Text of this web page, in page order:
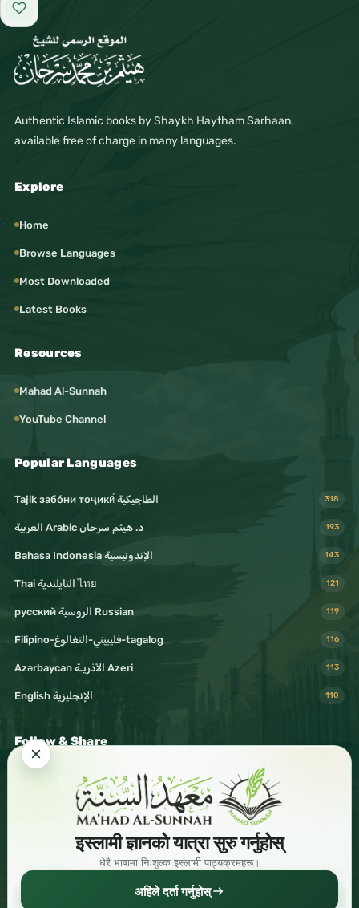
इस्लामी ज्ञानको यात्रा सुरु गर्नुहोस्
धेरै भाषामा निःशुल्क इस्लामी पाठ्यक्रमहरू।
अहिले दर्ता गर्नुहोस्
Add to favorites
Download
Authentic Islamic books by Shaykh Haytham Sarhaan,
available free of charge in many languages.
Explore
Home
Browse Languages
Most Downloaded
Latest Books
Resources
Mahad Al-Sunnah
YouTube Channel
Popular Languages
Tajik забо́ни тоҷикӣ́ الطاجيكية 318
د. هيثم سرحان Arabic العربية 193
Bahasa Indonesia الإندونيسية 143
Thai التايلندية ไทย 121
русский الروسية Russian 119
Filipino-فليبيني-التغالوغ-tagalog 116
Azərbaycan الأذريـة Azeri 113
English الإنجليزية 110
Follow & Share
Visit Mahad Sunnah
© 2026 Shaykh Haytham Sarhaan. All rights reserved.